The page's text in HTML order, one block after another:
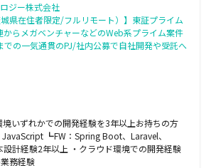
ジー株式会社
城県在住者限定/フルリモート）】東証プライム
からメガベンチャーなどのWeb系プライム案件
の一気通貫のPJ/社内公募で自社開発や受託へ
いずれかでの開発経験を3年以上お持ちの方
┗FW：Spring Boot、Laravel、
設計経験2年以上 ・クラウド環境での開発経験
務経験